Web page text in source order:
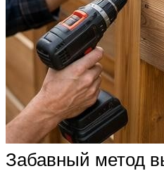
Забавный метод